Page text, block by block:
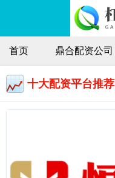
首页 鼎合配资公司
十大配资平台推荐